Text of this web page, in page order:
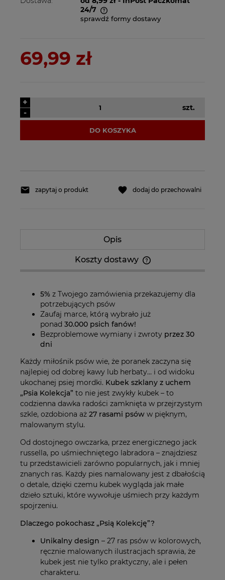
24/7
Cena nie zawiera ewentualnych kosztów
sprawdź formy dostawy
69,99 zł
-
+
szt.
DO KOSZYKA
zapytaj o produkt dodaj do przechowalni
Opis
Koszty dostawy
5% z Twojego zamówienia przekazujemy dla
potrzebujących psów
Zaufaj marce, którą wybrało już
ponad 30.000 psich fanów!
Bezproblemowe wymiany i zwroty przez 30
dni
Każdy miłośnik psów wie, że poranek zaczyna się
najlepiej od dobrej kawy lub herbaty… i od widoku
ukochanej psiej mordki. Kubek szklany z uchem
„Psia Kolekcja” to nie jest zwykły kubek – to
codzienna dawka radości zamknięta w przejrzystym
szkle, ozdobiona aż 27 rasami psów w pięknym,
malowanym stylu.
Od dostojnego owczarka, przez energicznego jack
russella, po uśmiechniętego labradora – znajdziesz
tu przedstawicieli zarówno popularnych, jak i mniej
znanych ras. Każdy pies namalowany jest z dbałością
o detale, dzięki czemu kubek wygląda jak małe
dzieło sztuki, które wywołuje uśmiech przy każdym
spojrzeniu.
Dlaczego pokochasz „Psią Kolekcję”?
Unikalny design – 27 ras psów w kolorowych,
ręcznie malowanych ilustracjach sprawia, że
kubek jest nie tylko praktyczny, ale i pełen
charakteru.